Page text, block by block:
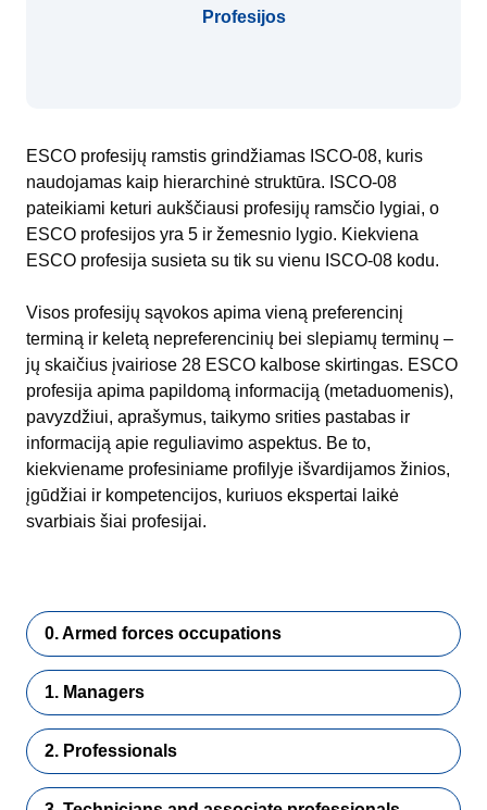
Profesijos
ESCO profesijų ramstis grindžiamas ISCO-08, kuris
naudojamas kaip hierarchinė struktūra. ISCO-08
pateikiami keturi aukščiausi profesijų ramsčio lygiai, o
ESCO profesijos yra 5 ir žemesnio lygio. Kiekviena
ESCO profesija susieta su tik su vienu ISCO-08 kodu.
Visos profesijų sąvokos apima vieną preferencinį
terminą ir keletą nepreferencinių bei slepiamų terminų –
jų skaičius įvairiose 28 ESCO kalbose skirtingas. ESCO
profesija apima papildomą informaciją (metaduomenis),
pavyzdžiui, aprašymus, taikymo srities pastabas ir
informaciją apie reguliavimo aspektus. Be to,
kiekviename profesiniame profilyje išvardijamos žinios,
įgūdžiai ir kompetencijos, kuriuos ekspertai laikė
svarbiais šiai profesijai.
0. Armed forces occupations
1. Managers
2. Professionals